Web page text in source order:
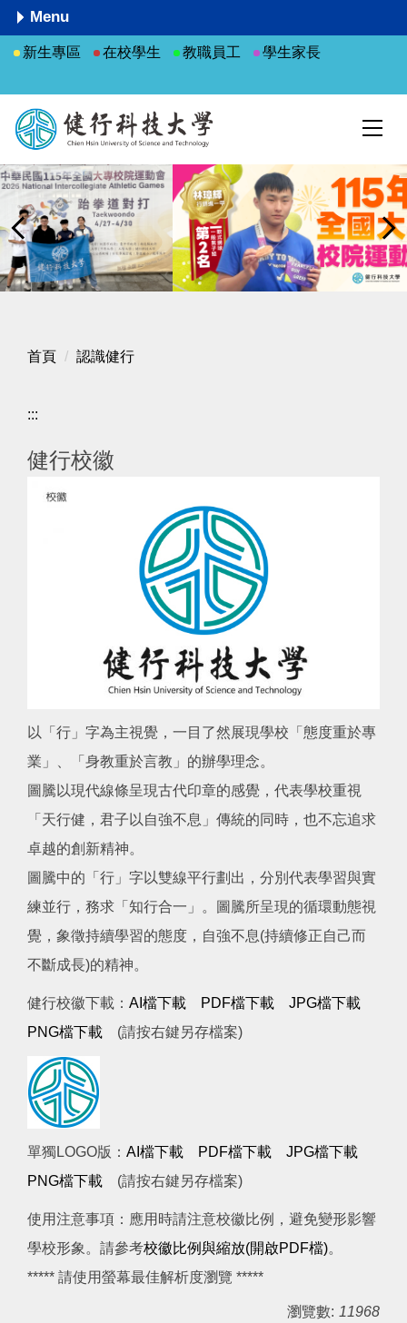
跳
到
主
容
區
Menu
新生專區 在校學生 教職員工 學生家長
首頁 認識健行
:::
健行校徽
以「行」字為主視覺，一目了然展現學校「態度重於專
業」、「身教重於言教」的辦學理念。
圖騰以現代線條呈現古代印章的感覺，代表學校重視
「天行健，君子以自強不息」傳統的同時，也不忘追求
卓越的創新精神。
圖騰中的「行」字以雙線平行劃出，分別代表學習與實
練並行，務求「知行合一」。圖騰所呈現的循環動態視
覺，象徵持續學習的態度，自強不息(持續修正自己而
不斷成長)的精神。
健行校徽下載： AI檔下載 PDF檔下載
JPG檔下載
PNG檔下載 (請按右鍵另存檔案)
單獨LOGO版： AI檔下載 PDF檔下載
JPG檔下載
PNG檔下載 (請按右鍵另存檔案)
使用注意事項：應用時請注意校徽比例，避免變形影響
學校形象。請參考校徽比例與縮放(開啟PDF檔)。
***** 請使用螢幕最佳解析度瀏覽 *****
瀏覽數: 11968